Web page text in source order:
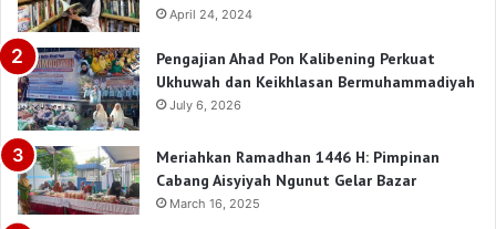
April 24, 2024
Pengajian Ahad Pon Kalibening Perkuat
Ukhuwah dan Keikhlasan Bermuhammadiyah
July 6, 2026
Meriahkan Ramadhan 1446 H: Pimpinan
Cabang Aisyiyah Ngunut Gelar Bazar
March 16, 2025